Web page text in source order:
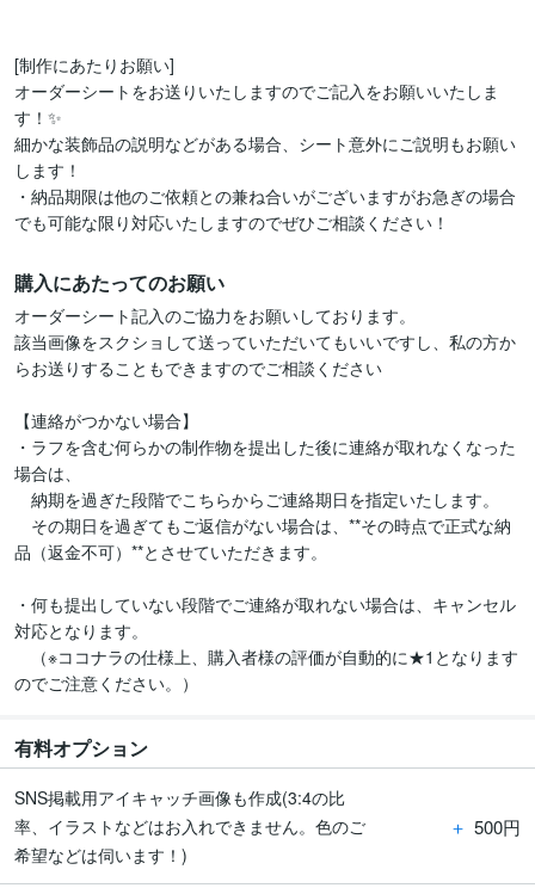
[制作にあたりお願い]
オーダーシートをお送りいたしますのでご記入をお願いいたしま
す！✨
細かな装飾品の説明などがある場合、シート意外にご説明もお願い
します！
・納品期限は他のご依頼との兼ね合いがございますがお急ぎの場合
購入にあたってのお願い
オーダーシート記入のご協力をお願いしております。
該当画像をスクショして送っていただいてもいいですし、私の方か
らお送りすることもできますのでご相談ください
【連絡がつかない場合】
・ラフを含む何らかの制作物を提出した後に連絡が取れなくなった
場合は、
納期を過ぎた段階でこちらからご連絡期日を指定いたします。
その期日を過ぎてもご返信がない場合は、**その時点で正式な納
品（返金不可）**とさせていただきます。
・何も提出していない段階でご連絡が取れない場合は、キャンセル
対応となります。
（※ココナラの仕様上、購入者様の評価が自動的に★1となります
有料オプション
SNS掲載用アイキャッチ画像も作成(3:4の比
率、イラストなどはお入れできません。色のご
希望などは伺います！)
＋ 500円